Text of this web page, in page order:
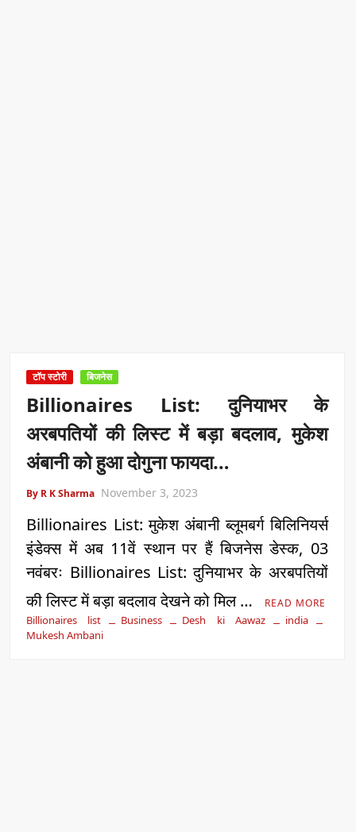
टॉप स्टोरी बिजनेस
Billionaires List: दुनियाभर के
अरबपतियों की लिस्ट में बड़ा बदलाव, मुकेश
अंबानी को हुआ दोगुना फायदा…
By R K Sharma November 3, 2023
Billionaires List: मुकेश अंबानी ब्लूमबर्ग बिलिनियर्स
इंडेक्स में अब 11वें स्थान पर हैं बिजनेस डेस्क, 03
नवंबरः Billionaires List: दुनियाभर के अरबपतियों
की लिस्ट में बड़ा बदलाव देखने को मिल …
READ MORE
Billionaires list Business Desh ki Aawaz
india
Mukesh Ambani